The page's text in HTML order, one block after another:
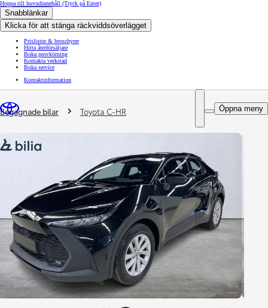
Hoppa till huvudinnehåll (Tryck på Enter)
Snabblänkar
Klicka för att stänga räckviddsöverlägget
Prislistor & broschyrer
Hitta återförsäljare
Boka provkörning
Kontakta verkstad
Boka service
Kontaktinformation
Öppna meny
You are here
Begagnade bilar Toyota C-HR